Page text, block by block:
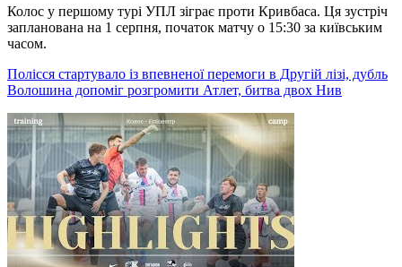
Колос у першому турі УПЛ зіграє проти Кривбаса. Ця зустріч
запланована на 1 серпня, початок матчу о 15:30 за київським
часом.
Полісся стартувало із впевненої перемоги в Другій лізі, дубль
Волошина допоміг розгромити Атлет, битва двох Нив